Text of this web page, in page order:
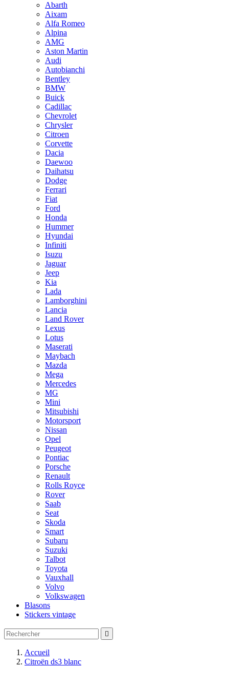
Abarth
Aixam
Alfa Romeo
Alpina
AMG
Aston Martin
Audi
Autobianchi
Bentley
BMW
Buick
Cadillac
Chevrolet
Chrysler
Citroen
Corvette
Dacia
Daewoo
Daihatsu
Dodge
Ferrari
Fiat
Ford
Honda
Hummer
Hyundai
Infiniti
Isuzu
Jaguar
Jeep
Kia
Lada
Lamborghini
Lancia
Land Rover
Lexus
Lotus
Maserati
Maybach
Mazda
Mega
Mercedes
MG
Mini
Mitsubishi
Motorsport
Nissan
Opel
Peugeot
Pontiac
Porsche
Renault
Rolls Royce
Rover
Saab
Seat
Skoda
Smart
Subaru
Suzuki
Talbot
Toyota
Vauxhall
Volvo
Volkswagen
Blasons
Stickers vintage

Accueil
Citroën ds3 blanc